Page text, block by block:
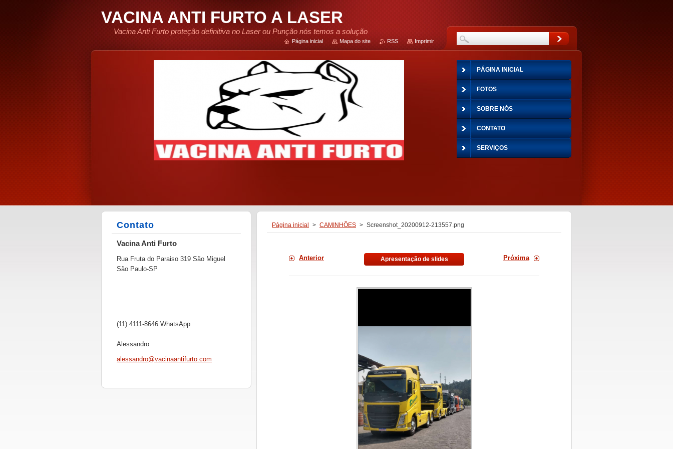
VACINA ANTI FURTO A LASER
Vacina Anti Furto proteção definitiva no Laser ou Punção nós temos a solução
Página inicial > CAMINHÕES > Screenshot_20200912-213557.png
Anterior Apresentação de slides Próxima
Contato
Vacina Anti Furto
Rua Fruta do Paraiso 319 São Miguel
São Paulo-SP
(11) 4111-8646 WhatsApp
Alessandro
alessandro@vacinaantifurto.com
PÁGINA INICIAL
FOTOS
SOBRE NÓS
CONTATO
SERVIÇOS
Página inicial Mapa do site RSS Imprimir